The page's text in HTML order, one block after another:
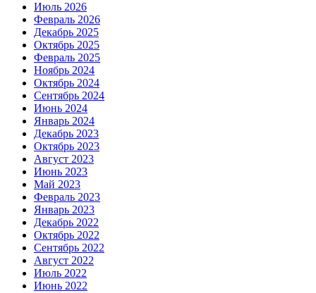
Июль 2026
Февраль 2026
Декабрь 2025
Октябрь 2025
Февраль 2025
Ноябрь 2024
Октябрь 2024
Сентябрь 2024
Июнь 2024
Январь 2024
Декабрь 2023
Октябрь 2023
Август 2023
Июнь 2023
Май 2023
Февраль 2023
Январь 2023
Декабрь 2022
Октябрь 2022
Сентябрь 2022
Август 2022
Июль 2022
Июнь 2022